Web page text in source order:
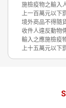
施檢疫物之輸入
上一百萬元以下
境外商品不得隨
收件人違反動物
輸入之應施檢疫
上十五萬元以下